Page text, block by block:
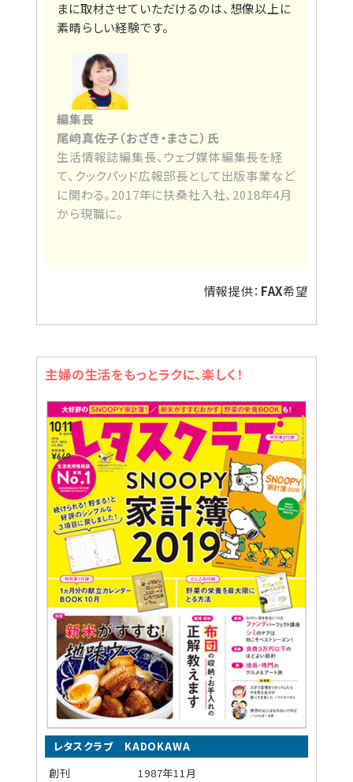
まに取材させていただけるのは、想像以上に
素晴らしい経験です。
編集長
尾﨑真佐子（おざき・まさこ）氏
生活情報誌編集長、ウェブ媒体編集長を経
て、クックパッド広報部長として出版事業など
に関わる。2017年に扶桑社入社、2018年4月
から現職に。
情報提供： FAX希望
主婦の生活をもっとラクに、楽しく！
レタスクラブ KADOKAWA
創刊
1987年11月